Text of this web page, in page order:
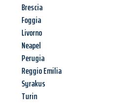
Brescia
Foggia
Livorno
Neapel
Perugia
Reggio Emilia
Syrakus
Turin